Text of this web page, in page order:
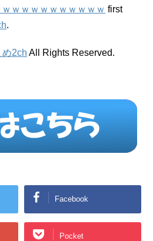
ｗｗｗｗｗｗｗｗｗｗ first
.
め2ch All Rights Reserved.
Facebook
Pocket